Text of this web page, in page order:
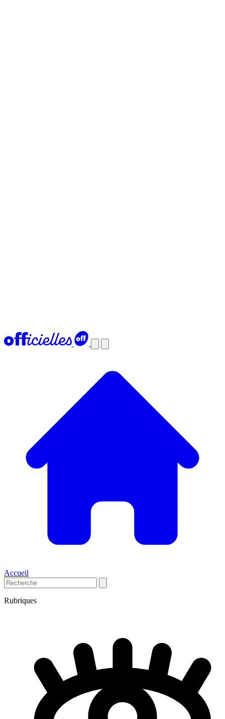
Accueil
Rubriques